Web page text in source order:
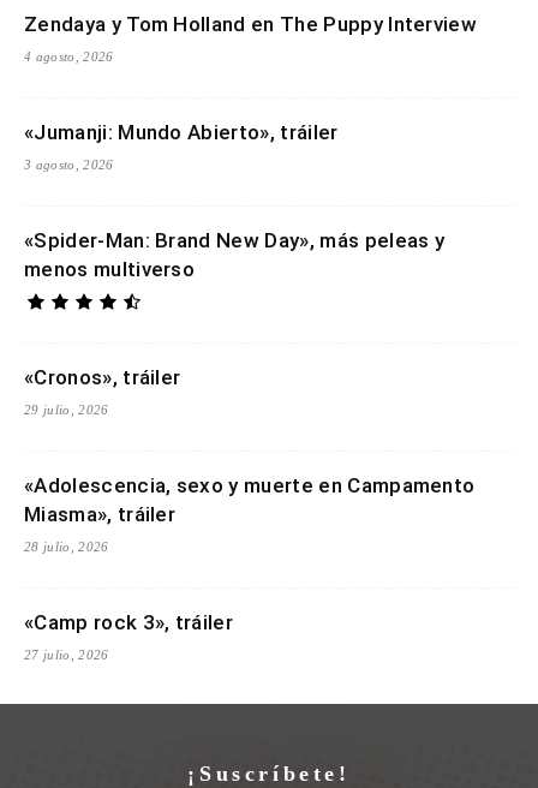
Zendaya y Tom Holland en The Puppy Interview
4 agosto, 2026
«Jumanji: Mundo Abierto», tráiler
3 agosto, 2026
«Spider-Man: Brand New Day», más peleas y
menos multiverso
«Cronos», tráiler
29 julio, 2026
«Adolescencia, sexo y muerte en Campamento
Miasma», tráiler
28 julio, 2026
«Camp rock 3», tráiler
27 julio, 2026
¡Suscríbete!